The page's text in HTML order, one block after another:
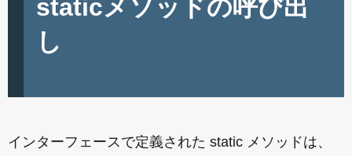
staticメソッドの呼び出
し
インターフェースで定義された static メソッドは、